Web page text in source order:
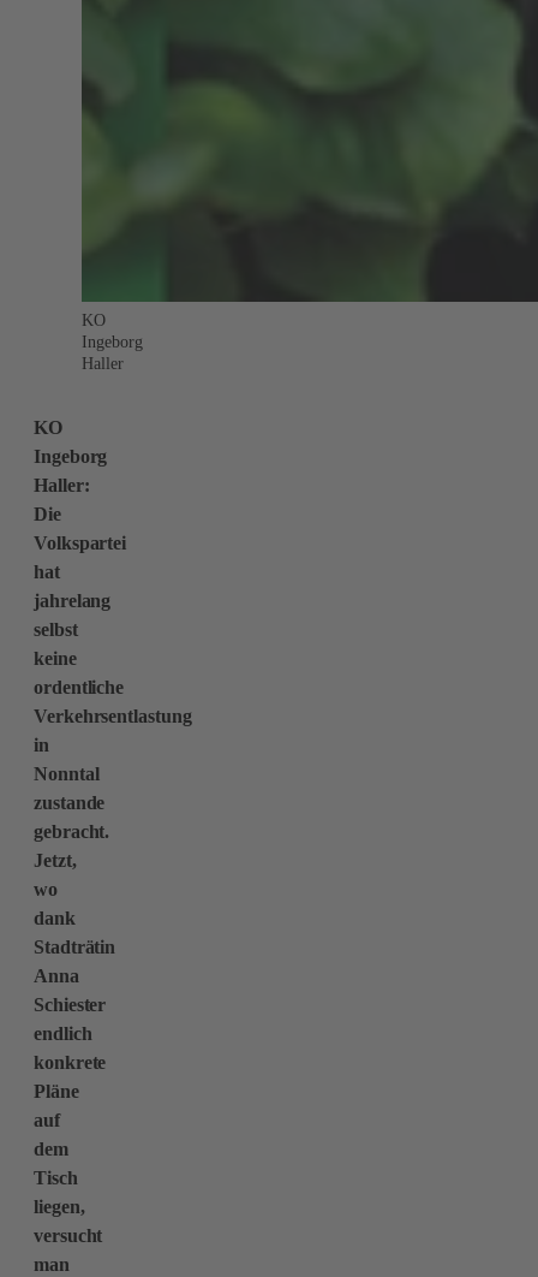
KO
Ingeborg
Haller
KO
Ingeborg
Haller:
Die
Volkspartei
hat
jahrelang
selbst
keine
ordentliche
Verkehrsentlastung
in
Nonntal
zustande
gebracht.
Jetzt,
wo
dank
Stadträtin
Anna
Schiester
endlich
konkrete
Pläne
auf
dem
Tisch
liegen,
versucht
man